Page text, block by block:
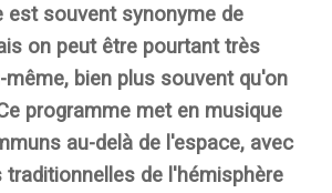
souvent synonyme de
on peut être pourtant très
même, bien plus souvent qu'on
programme met en musique
au-delà de l'espace, avec
traditionnelles de l'hémisphère